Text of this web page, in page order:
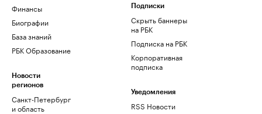
Финансы
Биографии
База знаний
РБК Образование
Новости
регионов
Санкт-Петербург
и область
Подписки
Скрыть баннеры
на РБК
Подписка на РБК
Корпоративная
подписка
Уведомления
RSS Новости